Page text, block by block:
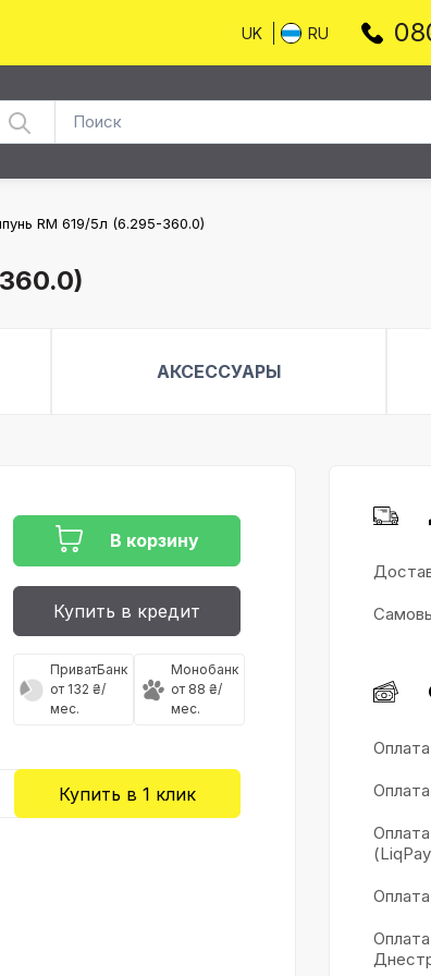
UK RU
RM 619/5л (6.295-360.0)
АКСЕССУАРЫ
В корзину
Купить в кредит
ПриватБанк
от 132 ₴/
мес.
Монобанк
от 88 ₴/
мес.
Купить в 1 клик